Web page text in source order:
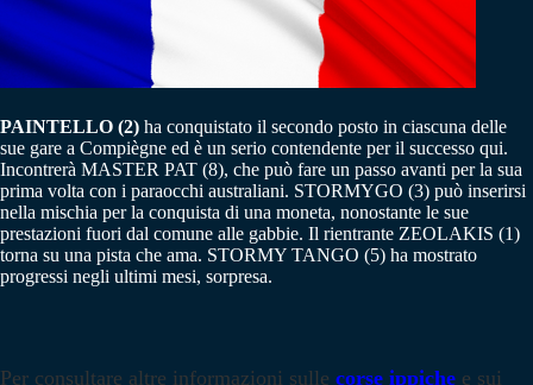
PAINTELLO (2) ha conquistato il secondo posto in ciascuna delle
sue gare a Compiègne ed è un serio contendente per il successo qui.
Incontrerà MASTER PAT (8), che può fare un passo avanti per la sua
prima volta con i paraocchi australiani. STORMYGO (3) può inserirsi
nella mischia per la conquista di una moneta, nonostante le sue
prestazioni fuori dal comune alle gabbie. Il rientrante ZEOLAKIS (1)
torna su una pista che ama. STORMY TANGO (5) ha mostrato
progressi negli ultimi mesi, sorpresa.
Per consultare altre informazioni sulle corse ippiche e sui